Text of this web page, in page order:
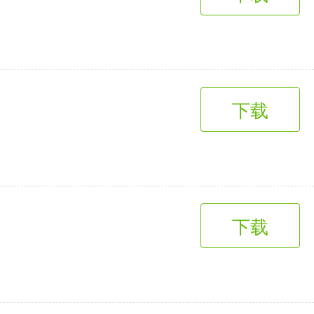
3千+款应用
下载
下载